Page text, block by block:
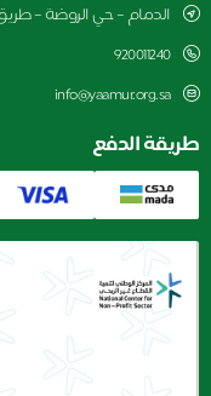
الدمام – حي الروضة –
920011240
info@yaamur.org.sa
طريقة الدفع